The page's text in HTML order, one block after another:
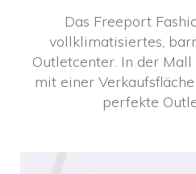
Das Freeport
vollklimatisiertes,
Outletcenter. In der
mit einer
perfekte